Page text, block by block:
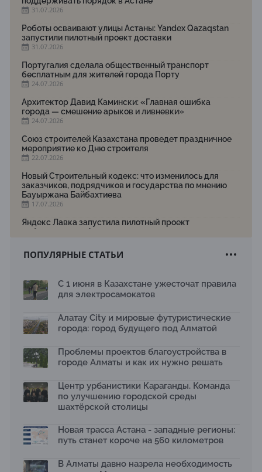
31.07.2026
Роботы осваивают улицы Астаны: Yandex Qazaqstan
запустили пилотный проект доставки
31.07.2026
Португалия сделала общественный транспорт
бесплатным для жителей города Порту
24.07.2026
Архитектор Давид Камински: «Главная ошибка
города — смешение арыков и ливневки»
24.07.2026
Союз строителей Казахстана проведет праздничное
мероприятие ко Дню строителя
22.07.2026
Новый Строительный кодекс: что изменилось для
заказчиков, подрядчиков и государства по мнению
Бауыржана Байбахтиева
17.07.2026
Яндекс Лавка запустила пилотный проект
рободоставки в Астане
Архитектурная премия SÄULE ARCHITEKTURPREIS
Первый Дом правительства Алматы станет главной
13.07.2026
В столичном детсаду подвели итоги акции «Таза
отходам
08.07.2026
общественных пространств
06.07.2026
температуру и здоровье людей
03.07.2026
сильных дождей в горах Алматы
ПОПУЛЯРНЫЕ СТАТЬИ
С 1 июня в Казахстане ужесточат правила
для электросамокатов
Алатау City и мировые футуристические
города: город будущего под Алматой
Проблемы проектов благоустройства в
городе Алматы и как их нужно решать
Центр урбанистики Караганды. Команда
по улучшению городской среды
шахтёрской столицы
Новая трасса Астана - западные регионы:
путь станет короче на 560 километров
В Алматы давно назрела необходимость